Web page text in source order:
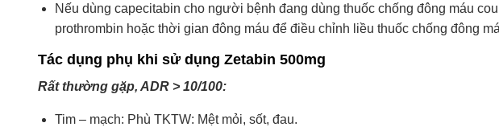
Nếu dùng capecitabin cho người bệnh đang dùng thuốc chống đông máu
prothrombin hoặc thời gian đông máu để điều chỉnh liều thuốc chống đông
Tác dụng phụ khi sử dụng Zetabin 500mg
Rất thường gặp, ADR > 10/100:
Tim – mạch: Phù TKTW: Mệt mỏi, sốt, đau.